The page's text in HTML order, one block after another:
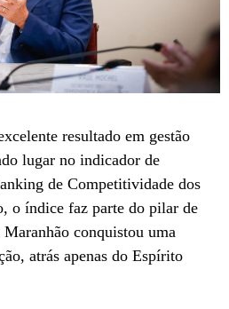
resultado em gestão
lugar no indicador de
de Competitividade dos
o índice faz parte do pilar de
conquistou uma
atrás apenas do Espírito